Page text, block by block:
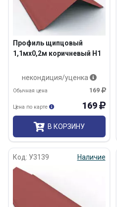
Профиль щипцовый
1,1мх0,2м коричневый Н1
некондиция/уценка
169
Обычная цена
169
Цена по карте
В КОРЗИНУ
Код: У3139 Наличие